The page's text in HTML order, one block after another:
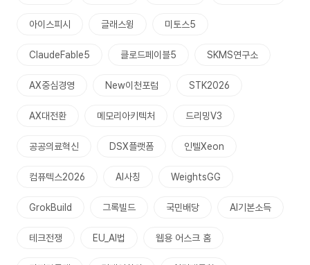
아이스피시 글래스윙 미토스5
ClaudeFable5 클로드페이블5 SKMS연구소
AX중심경영 New이천포럼 STK2026
AX대전환 메모리아키텍처 드리밍V3
공공의료혁신 DSX플랫폼 인텔Xeon
컴퓨텍스2026 AI사칭 WeightsGG
GrokBuild 그록빌드 국민배당 AI기본소득
테크전쟁 EU_AI법 웹용 어스크 홈